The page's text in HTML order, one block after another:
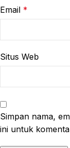
Email *
Situs Web
Simpan nama,
ini untuk